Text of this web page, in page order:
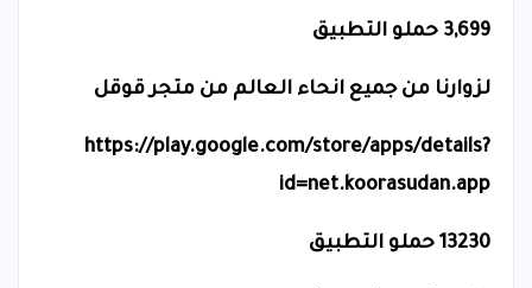
3,699 حملو التطبيق
لزوارنا من جميع انحاء العالم من متجر قوقل
https://play.google.com/store/apps/details?
id=net.koorasudan.app
13230 حملو التطبيق